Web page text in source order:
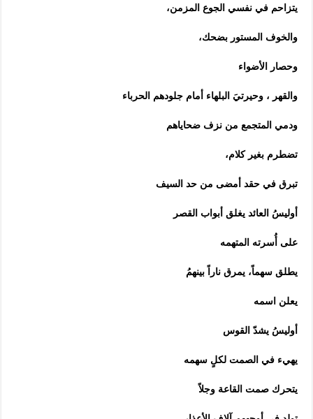
يتزاحم في نفسي الجوع المزمن،
والخوف المستور بضحك،
وحصار الأضواء
والقهر ، وحيرتيَ البلهاء أمام جلودهم الحرباء
ودمي المتجمع من نزف ضحاياهم
تضطرم بغير كلام،
تبرق في حقد أمضى من حد السيف
أوليسُ العائد يغلق أبواب القصر
على أُسرته المتهمه
يطلق سهماً، يمرق ناراً بينهمُ
يعلن اسمه
أوليسُ يشدّ القوس
يهيء في الصمت لكلٍ سهمه
يتحرك صمت القاعة وجلاً